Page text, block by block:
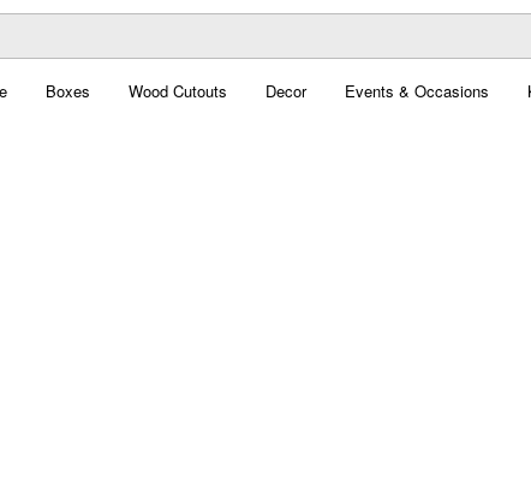
Boxes Wood Cutouts Decor Events & Occasions